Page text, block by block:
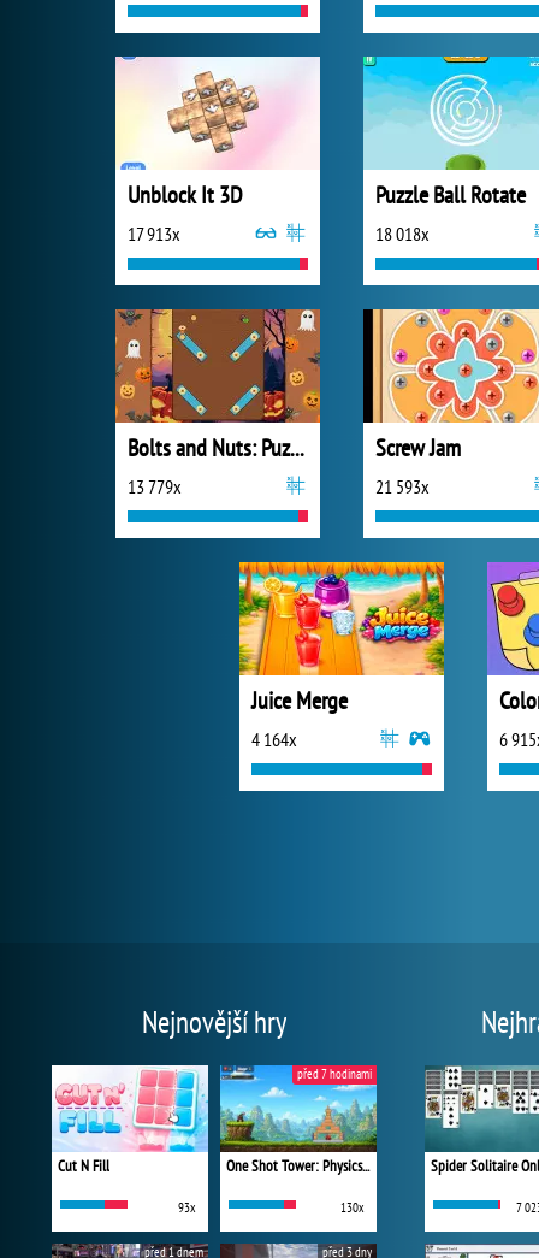
Unblock It 3D
17 913x
Puzzle Ball Rotate
18 018x
Bolts and Nuts: Puzzle
13 779x
Screw Jam
21 593x
Juice Merge
4 164x 6
Nejnovější hry
Cut N Fill
93x
One Shot Tower: Physics Destroyer
130x
před 7 hodinami
před 1 dnem před 3 dny
Spider Solitaire
7